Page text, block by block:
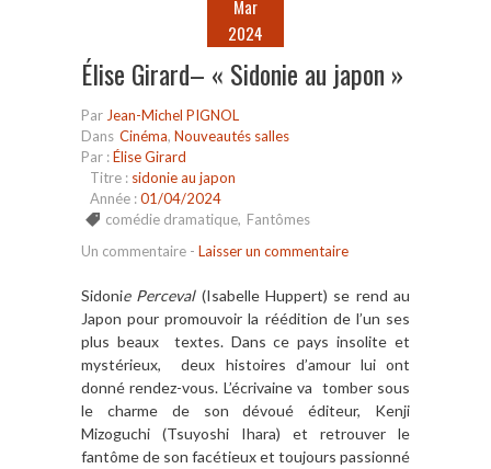
Mar
2024
Élise Girard– « Sidonie au japon »
Par Jean-Michel PIGNOL
Dans Cinéma, Nouveautés salles
Par :Élise Girard
Titre : sidonie au japon
Année :01/04/2024
comédie dramatique, Fantômes
Un commentaire - Laisser un commentaire
Sidonie Perceval (Isabelle Huppert) se rend au
Japon pour promouvoir la réédition de l’un ses
plus beaux textes. Dans ce pays insolite et
mystérieux, deux histoires d’amour lui ont
donné rendez-vous. L’écrivaine va tomber sous
le charme de son dévoué éditeur, Kenji
Mizoguchi (Tsuyoshi Ihara) et retrouver le
fantôme de son facétieux et toujours passionné